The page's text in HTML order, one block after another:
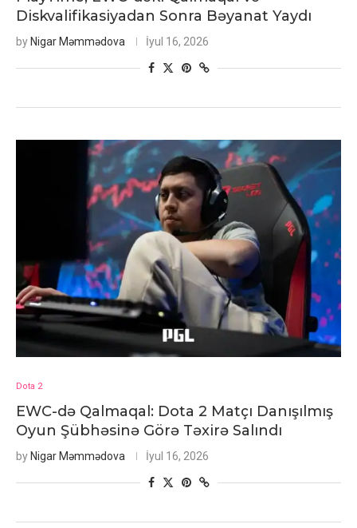
Diskvalifikasiyadan Sonra Bəyanat Yaydı
by Nigar Məmmədova İyul 16, 2026
Dota 2
EWC-də Qalmaqal: Dota 2 Matçı Danışılmış
Oyun Şübhəsinə Görə Təxirə Salındı
by Nigar Məmmədova İyul 16, 2026